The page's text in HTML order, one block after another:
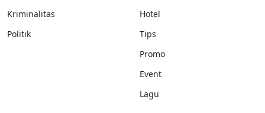
Kriminalitas
Politik
Hotel
Tips
Promo
Event
Lagu